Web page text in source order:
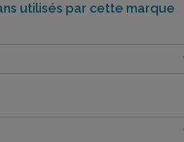
utilisés par cette marque